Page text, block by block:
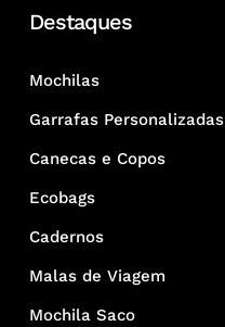
Destaques
Mochilas
Garrafas Personalizadas
Canecas e Copos
Ecobags
Cadernos
Malas de Viagem
Mochila Saco